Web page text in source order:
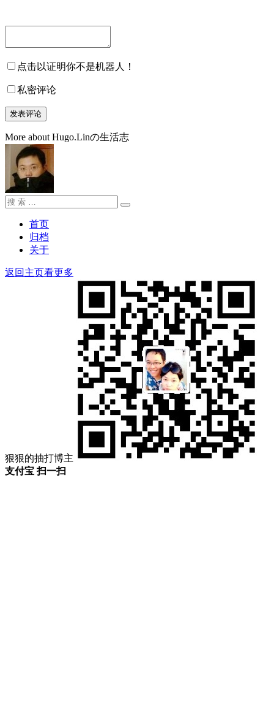
点击以证明你不是机器人！
私密评论
More about Hugo.Linの生活志
搜
搜
首页
归档
关于
返回主页看更多
狠狠的抽打博主
支付宝 扫一扫